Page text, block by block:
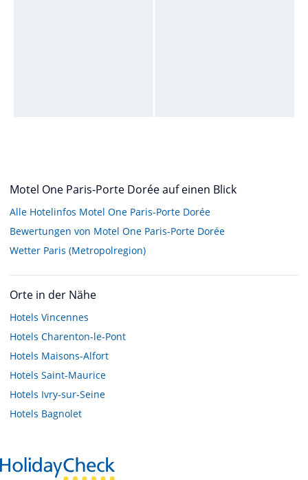
Motel One Paris-Porte Dorée auf einen Blick
Alle Hotelinfos Motel One Paris-Porte Dorée
Bewertungen von Motel One Paris-Porte Dorée
Wetter Paris (Metropolregion)
Orte in der Nähe
Hotels Vincennes
Hotels Charenton-le-Pont
Hotels Maisons-Alfort
Hotels Saint-Maurice
Hotels Ivry-sur-Seine
Hotels Bagnolet